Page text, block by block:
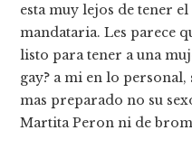
esta muy lejos de tener
mandataria. Les parece
listo para tener a una
gay? a mi en lo personal,
mas preparado no su
Martita Peron ni de